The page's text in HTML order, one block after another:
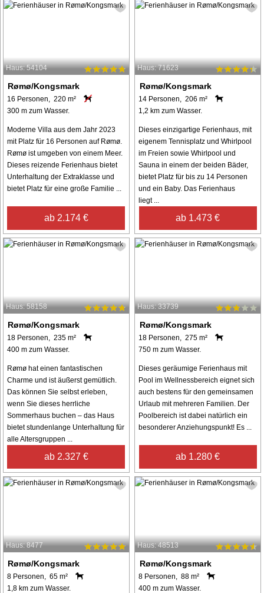
Haus: 54104
Rømø/Kongsmark
16 Personen, 220 m²
300 m zum Wasser.
Moderne Villa aus dem Jahr 2023
mit Platz für 16 Personen auf Rømø.
Rømø ist umgeben von einem Meer.
Dieses reizende Ferienhaus bietet
Unterhaltung der Extraklasse und
bietet Platz für eine große Familie ...
ab 2.174 €
Haus: 71623
Rømø/Kongsmark
14 Personen, 206 m²
1,2 km zum Wasser.
Dieses einzigartige Ferienhaus, mit
eigenem Tennisplatz und Whirlpool
im Freien sowie Whirlpool und
Sauna in einem der beiden Bäder,
bietet Platz für bis zu 14 Personen
und ein Baby. Das Ferienhaus
liegt ...
ab 1.473 €
Haus: 58158
Rømø/Kongsmark
18 Personen, 235 m²
400 m zum Wasser.
Rømø hat einen fantastischen
Charme und ist äußerst gemütlich.
Das können Sie selbst erleben,
wenn Sie dieses herrliche
Sommerhaus buchen – das Haus
bietet stundenlange Unterhaltung für
alle Altersgruppen ...
ab 2.327 €
Haus: 33739
Rømø/Kongsmark
18 Personen, 275 m²
750 m zum Wasser.
Dieses geräumige Ferienhaus mit
Pool im Wellnessbereich eignet sich
auch bestens für den gemeinsamen
Urlaub mit mehreren Familien. Der
Poolbereich ist dabei natürlich ein
besonderer Anziehungspunkt! Es ...
ab 1.280 €
Haus: 8477
Rømø/Kongsmark
8 Personen, 65 m²
1,8 km zum Wasser.
Haus: 48513
Rømø/Kongsmark
8 Personen, 88 m²
400 m zum Wasser.